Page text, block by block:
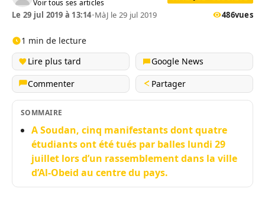
Voir tous ses articles
Le 29 jul 2019 à 13:14•MàJ le 29 jul 2019 486vues
1 min de lecture
Lire plus tard
Google News
Commenter
Partager
SOMMAIRE
A Soudan, cinq manifestants dont quatre
étudiants ont été tués par balles lundi 29
juillet lors d’un rassemblement dans la ville
d’Al-Obeid au centre du pays.